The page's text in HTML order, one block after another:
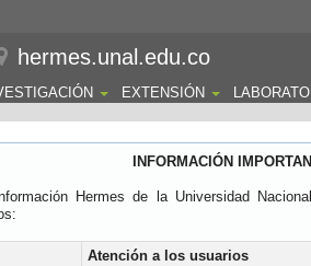
hermes.unal.edu.co
EXTENSIÓN
INFORMACIÓN
Hermes de la Universidad
Atención a los usuarios